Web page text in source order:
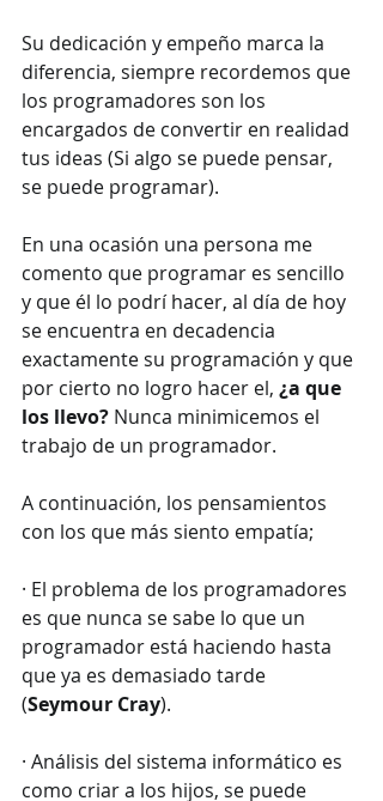
Su dedicación y empeño marca la
diferencia, siempre recordemos que
los programadores son los
encargados de convertir en realidad
tus ideas (Si algo se puede pensar,
se puede programar).
En una ocasión una persona me
comento que programar es sencillo
y que él lo podrí hacer, al día de hoy
se encuentra en decadencia
exactamente su programación y que
por cierto no logro hacer el, ¿a que
los llevo? Nunca minimicemos el
trabajo de un programador.
A continuación, los pensamientos
con los que más siento empatía;
· El problema de los programadores
es que nunca se sabe lo que un
programador está haciendo hasta
que ya es demasiado tarde
(Seymour Cray).
· Análisis del sistema informático es
como criar a los hijos, se puede